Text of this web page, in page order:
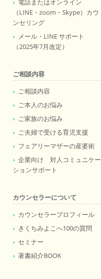
電話またはオンライン
（LINE・zoom・Skype）カウ
ンセリング
メール・LINE サポート
（2025年7月改定）
ご相談内容
ご相談内容
ご本人のお悩み
ご家族のお悩み
ご夫婦で受ける育児支援
フェアリーマザーの産婆術
企業向け 対人コミュニケー
ションサポート
カウンセラーについて
カウンセラープロフィール
きくちみよこへ100の質問
セミナー
著書紹介BOOK